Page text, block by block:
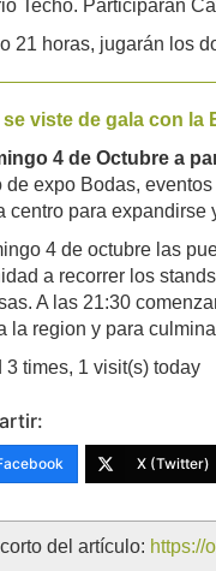
Techo. Participarán
21 horas, jugarán los
se viste de gala con la
4 de Octubre a
de expo Bodas,
centro para expandirse
4 de octubre las
a recorrer los
A las 21:30
la region y para
3 times, 1 visit(s) today
X (Twitter)
del artículo: https://